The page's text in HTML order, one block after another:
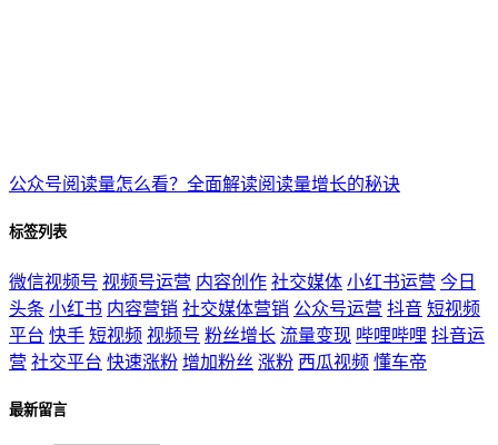
公众号阅读量怎么看？全面解读阅读量增长的秘诀
标签列表
微信视频号 视频号运营 内容创作 社交媒体 小红书运营 今日
头条 小红书 内容营销 社交媒体营销 公众号运营 抖音 短视频
平台 快手 短视频 视频号 粉丝增长 流量变现 哔哩哔哩 抖音运
营 社交平台 快速涨粉 增加粉丝 涨粉 西瓜视频 懂车帝
最新留言